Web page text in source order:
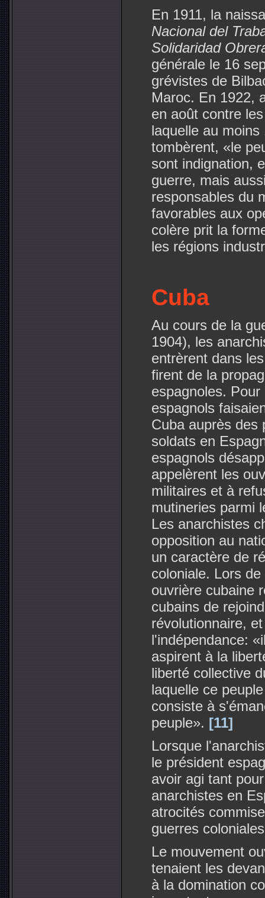
En 1911, la
Nacional del
Solidaridad
générale le 16
grévistes de
Maroc. En 1922,
en août contre
laquelle au
tombèrent, «le
sont indignation,
guerre, mais
responsables du
favorables aux
colère prit la
les régions
Cuba
Au cours de la
1904), les
entrèrent dans
firent de la
espagnoles.
espagnols
Cuba auprès des
soldats en
espagnols
appelèrent les
militaires et à
mutineries parmi
Les anarchistes
opposition au
un caractère de
coloniale. Lors
ouvrière cubaine
cubains de
révolutionnaire,
l'indépendance:
aspirent à la
liberté collective
laquelle ce
consiste à
peuple». [11]
Lorsque
le président
avoir agi tant
anarchistes en
atrocités
guerres
Le mouvement
tenaient les
à la domination